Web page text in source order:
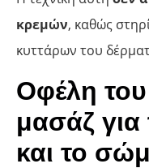
κρεμών, καθώς
κυττάρων του
Οφέλη
μασάζ
και το